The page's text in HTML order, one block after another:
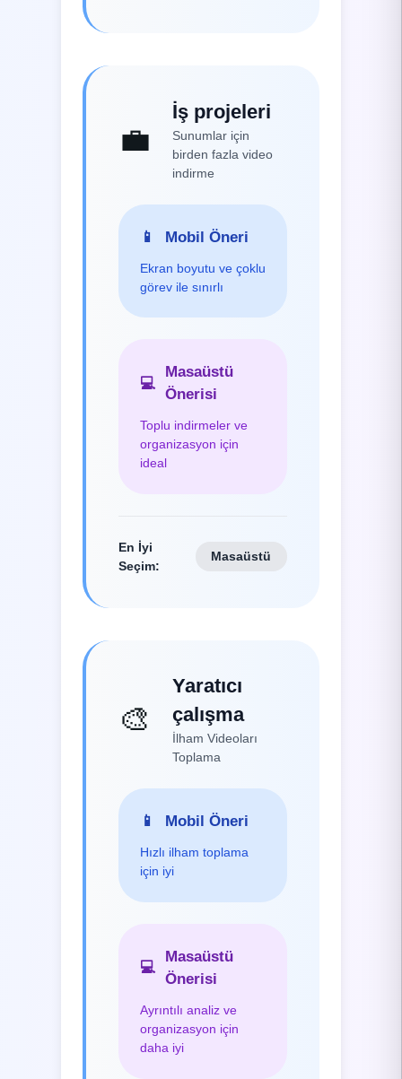
💼
İş projeleri
Sunumlar için
birden fazla video
indirme
📱 Mobil Öneri
Ekran boyutu ve çoklu
görev ile sınırlı
💻
Masaüstü
Önerisi
Toplu indirmeler ve
organizasyon için
ideal
En İyi
Seçim:
Masaüstü
🎨
Yaratıcı
çalışma
İlham Videoları
Toplama
📱 Mobil Öneri
Hızlı ilham toplama
için iyi
💻
Masaüstü
Önerisi
Ayrıntılı analiz ve
organizasyon için
daha iyi